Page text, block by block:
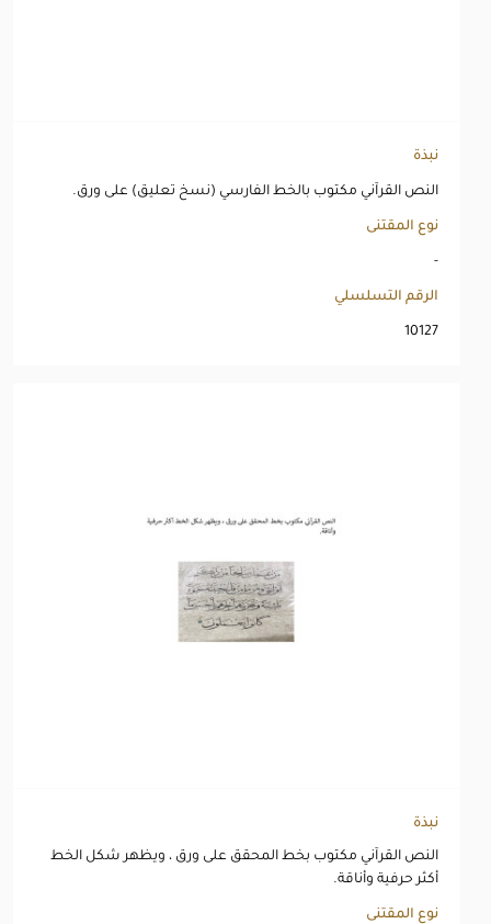
نبذة
النص القرآني مكتوب بالخط الفارسي (نسخ تعليق) على ورق.
نوع المقتنى
-
الرقم التسلسلي
10127
نبذة
النص القرآني مكتوب بخط المحقق على ورق ، ويظهر شكل الخط
أكثر حرفية وأناقة.
نوع المقتنى